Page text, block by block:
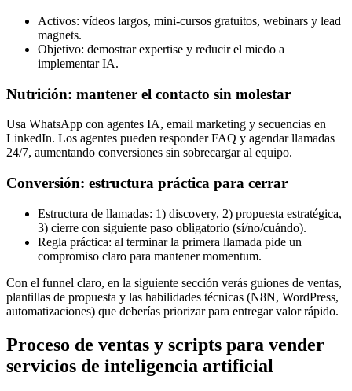
Activos: vídeos largos, mini-cursos gratuitos, webinars y lead
magnets.
Objetivo: demostrar expertise y reducir el miedo a
implementar IA.
Nutrición: mantener el contacto sin molestar
Usa WhatsApp con agentes IA, email marketing y secuencias en
LinkedIn. Los agentes pueden responder FAQ y agendar llamadas
24/7, aumentando conversiones sin sobrecargar al equipo.
Conversión: estructura práctica para cerrar
Estructura de llamadas: 1) discovery, 2) propuesta estratégica,
3) cierre con siguiente paso obligatorio (sí/no/cuándo).
Regla práctica: al terminar la primera llamada pide un
compromiso claro para mantener momentum.
Con el funnel claro, en la siguiente sección verás guiones de ventas,
plantillas de propuesta y las habilidades técnicas (N8N, WordPress,
automatizaciones) que deberías priorizar para entregar valor rápido.
Proceso de ventas y scripts para vender
servicios de inteligencia artificial